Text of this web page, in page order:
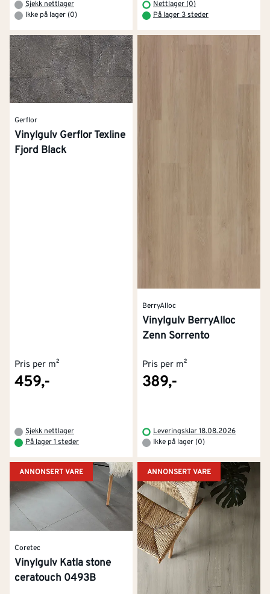
Sjekk nettlager
Ikke på lager (0)
Nettlager (0)
På lager 3 steder
Gerflor
Vinylgulv Gerflor Texline
Fjord Black
Pris per m²
459,-
Sjekk nettlager
På lager 1 steder
BerryAlloc
Vinylgulv BerryAlloc
Zenn Sorrento
Pris per m²
389,-
Leveringsklar 18.08.2026
Ikke på lager (0)
ANNONSERT VARE
Coretec
Vinylgulv Katla stone
ceratouch 0493B
ANNONSERT VARE